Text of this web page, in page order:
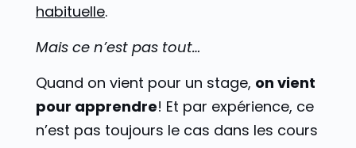
habituelle.
Mais ce n’est pas tout…
Quand on vient pour un stage, on vient
pour apprendre! Et par expérience, ce
n’est pas toujours le cas dans les cours